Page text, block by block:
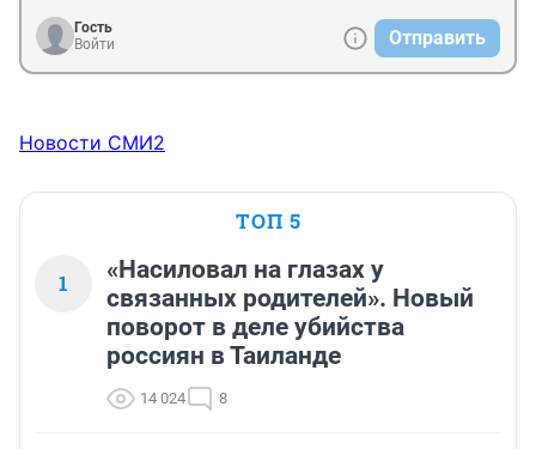
Гость
Войти
Отправить
Новости СМИ2
ТОП 5
1
«Насиловал на глазах у
связанных родителей». Новый
поворот в деле убийства
россиян в Таиланде
14 024 8